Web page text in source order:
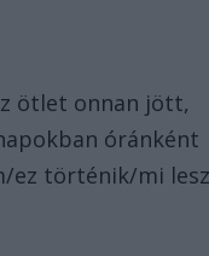
ötlet onnan jött,
óránként
ez történik/mi